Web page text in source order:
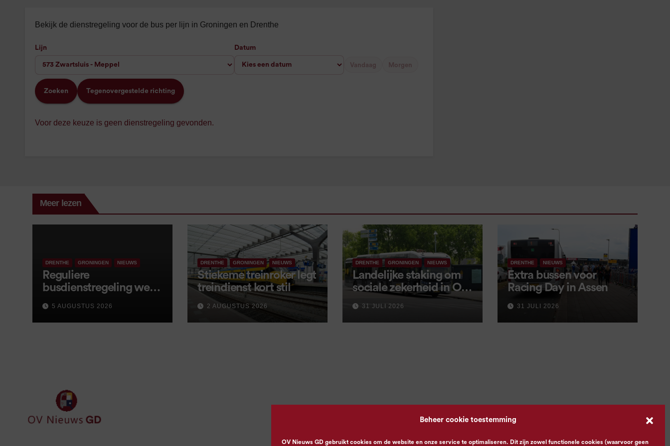
Beheer cookie toestemming
OV Nieuws GD gebruikt cookies om de website en onze service te optimaliseren. Dit zijn zowel functionele cookies (waarvoor geen
Bekijk de dienstregeling voor de bus per lijn in Groningen en Drenthe
Lijn Datum
Vandaag Morgen
Zoeken Tegenovergestelde richting
Voor deze keuze is geen dienstregeling gevonden.
Meer lezen
DRENTHE GRONINGEN NIEUWS
Reguliere
busdienstregeling weer
van start, met kleine
wijzigingen
5 AUGUSTUS 2026
DRENTHE GRONINGEN NIEUWS
Stiekeme treinroker legt
treindienst kort stil
2 AUGUSTUS 2026
DRENTHE GRONINGEN NIEUWS
Landelijke staking om
sociale zekerheid in OV
aangekondigd voor 9
september
31 JULI 2026
DRENTHE NIEUWS
Extra bussen voor
Racing Day in Assen
31 JULI 2026